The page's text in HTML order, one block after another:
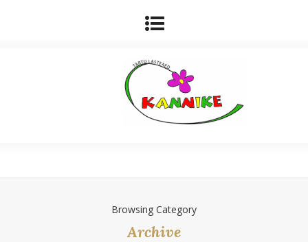
Browsing Category
Archive